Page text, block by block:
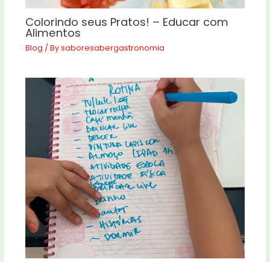
Colorindo seus Pratos! – Educar com
Alimentos
Blog / Bysaboresabergastronomia